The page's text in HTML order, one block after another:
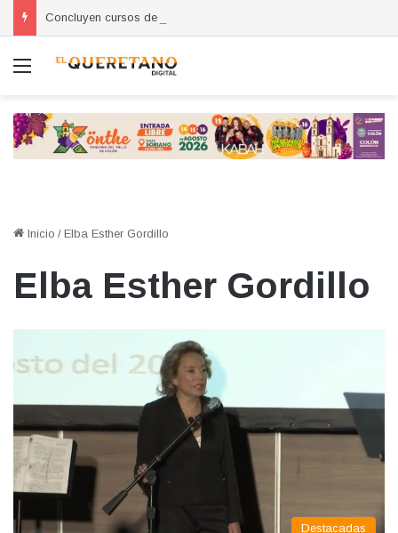
Menú
Inicio / Elba Esther Gordillo
Elba Esther Gordillo
Destacadas